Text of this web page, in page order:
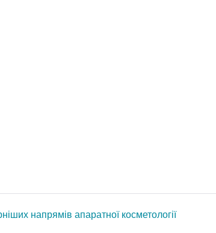
напрямів апаратної косметології